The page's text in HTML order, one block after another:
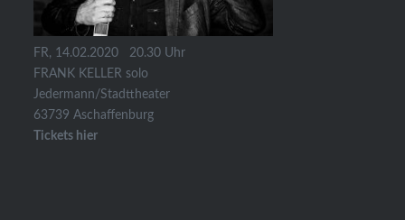
FR, 14.02.2020 20.30 Uhr
FRANK KELLER solo
Jedermann/Stadttheater
63739 Aschaffenburg
Tickets hier